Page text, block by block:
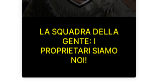
LA SQUADRA DELLA
GENTE: I
PROPRIETARI SIAMO
NOI!